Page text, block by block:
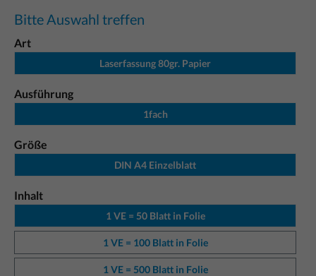
Bitte Auswahl treffen
Art
Laserfassung 80gr. Papier
Ausführung
1fach
Größe
DIN A4 Einzelblatt
Inhalt
1 VE = 50 Blatt in Folie
1 VE = 100 Blatt in Folie
1 VE = 500 Blatt in Folie